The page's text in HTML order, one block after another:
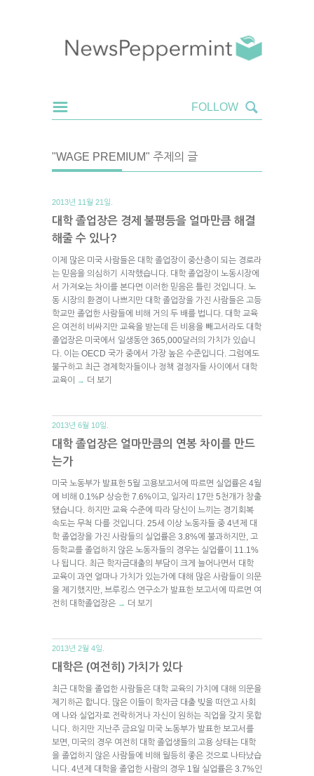
"WAGE PREMIUM" 주제의 글
2013년 11월 21일.
대학 졸업장은 경제 불평등을 얼마만큼 해결
해줄 수 있나?
이제 많은 미국 사람들은 대학 졸업장이 중산층이 되는 경로라
는 믿음을 의심하기 시작했습니다. 대학 졸업장이 노동시장에
서 가져오는 차이를 본다면 이러한 믿음은 틀린 것입니다. 노
동 시장의 환경이 나쁘지만 대학 졸업장을 가진 사람들은 고등
학교만 졸업한 사람들에 비해 거의 두 배를 법니다. 대학 교육
은 여전히 비싸지만 교육을 받는데 든 비용을 빼고서라도 대학
졸업장은 미국에서 일생동안 365,000달러의 가치가 있습니
다. 이는 OECD 국가 중에서 가장 높은 수준입니다. 그럼에도
불구하고 최근 경제학자들이나 정책 결정자들 사이에서 대학
교육이
→ 더 보기
2013년 6월 10일.
대학 졸업장은 얼마만큼의 연봉 차이를 만드
는가
미국 노동부가 발표한 5월 고용보고서에 따르면 실업률은 4월
에 비해 0.1%P 상승한 7.6%이고, 일자리 17만 5천개가 창출
됐습니다. 하지만 교육 수준에 따라 당신이 느끼는 경기회복
속도는 무척 다를 것입니다. 25세 이상 노동자들 중 4년제 대
학 졸업장을 가진 사람들의 실업률은 3.8%에 불과하지만, 고
등학교를 졸업하지 않은 노동자들의 경우는 실업률이 11.1%
나 됩니다. 최근 학자금대출의 부담이 크게 늘어나면서 대학
교육이 과연 얼마나 가치가 있는가에 대해 많은 사람들이 의문
을 제기했지만, 브루킹스 연구소가 발표한 보고서에 따르면 여
전히 대학졸업장은 → 더 보기
2013년 2월 4일.
대학은 (여전히) 가치가 있다
최근 대학을 졸업한 사람들은 대학 교육의 가치에 대해 의문을
제기하곤 합니다. 많은 이들이 학자금 대출 빚을 떠안고 사회
에 나와 실업자로 전락하거나 자신이 원하는 직업을 갖지 못합
니다. 하지만 지난주 금요일 미국 노동부가 발표한 보고서를
보면, 미국의 경우 여전히 대학 졸업생들의 고용 상태는 대학
을 졸업하지 않은 사람들에 비해 월등히 좋은 것으로 나타났습
니다. 4년제 대학을 졸업한 사람의 경우 1월 실업률은 3.7%인